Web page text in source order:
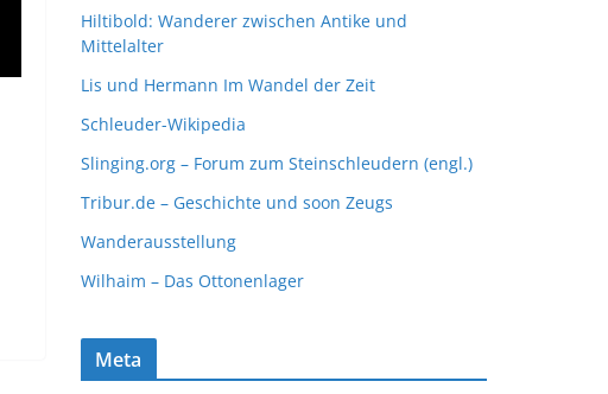
Hiltibold: Wanderer zwischen Antike und
Mittelalter
Lis und Hermann Im Wandel der Zeit
Schleuder-Wikipedia
Slinging.org – Forum zum Steinschleudern (engl.)
Tribur.de – Geschichte und soon Zeugs
Wanderausstellung
Wilhaim – Das Ottonenlager
Meta